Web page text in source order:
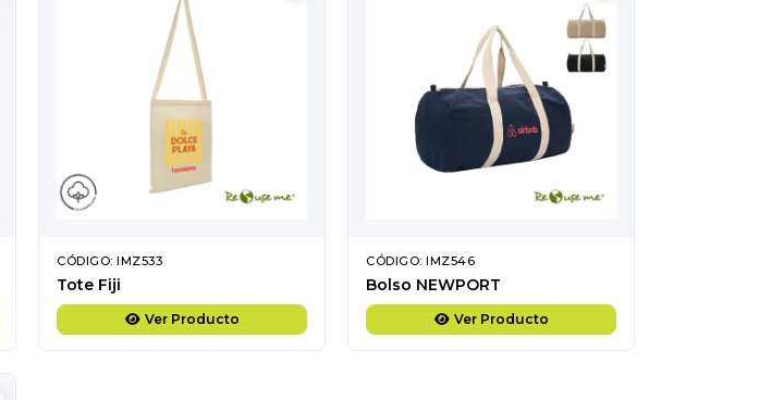
CÓDIGO: IMZ533
Tote Fiji
Ver Producto
CÓDIGO: IMZ546
Bolso NEWPORT
Ver Producto